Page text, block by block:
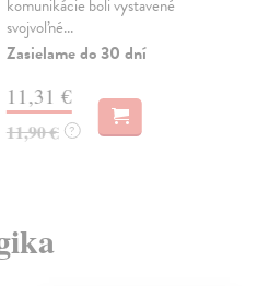
komunikácie boli vystavené
svojvoľné...
Zasielame do 30 dní
11,31 €
11,90 € ?